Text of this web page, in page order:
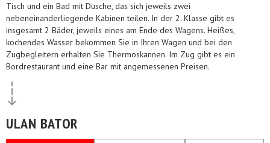
Tisch und ein Bad mit Dusche, das sich jeweils zwei
nebeneinanderliegende Kabinen teilen. In der 2. Klasse gibt es
insgesamt 2 Bäder, jeweils eines am Ende des Wagens. Heißes,
kochendes Wasser bekommen Sie in Ihren Wagen und bei den
Zugbegleitern erhalten Sie Thermoskannen. Im Zug gibt es ein
Bordrestaurant und eine Bar mit angemessenen Preisen.
ULAN BATOR